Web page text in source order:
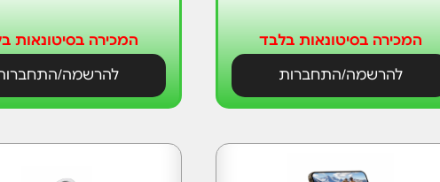
המכירה בסיטונאות בלבד
להרשמה/התחברות
המכירה בסיטונאות
להרשמה/